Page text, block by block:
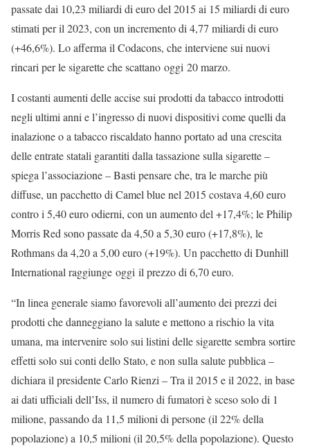
passate dai 10,23 miliardi di euro del 2015 ai 15 miliardi di euro
stimati per il 2023, con un incremento di 4,77 miliardi di euro
(+46,6%). Lo afferma il Codacons, che interviene sui nuovi
rincari per le sigarette che scattano oggi 20 marzo.
I costanti aumenti delle accise sui prodotti da tabacco introdotti
negli ultimi anni e l’ingresso di nuovi dispositivi come quelli da
inalazione o a tabacco riscaldato hanno portato ad una crescita
delle entrate statali garantiti dalla tassazione sulla sigarette –
spiega l’associazione – Basti pensare che, tra le marche più
diffuse, un pacchetto di Camel blue nel 2015 costava 4,60 euro
contro i 5,40 euro odierni, con un aumento del +17,4%; le Philip
Morris Red sono passate da 4,50 a 5,30 euro (+17,8%), le
Rothmans da 4,20 a 5,00 euro (+19%). Un pacchetto di Dunhill
International raggiunge oggi il prezzo di 6,70 euro.
“In linea generale siamo favorevoli all’aumento dei prezzi dei
prodotti che danneggiano la salute e mettono a rischio la vita
umana, ma intervenire solo sui listini delle sigarette sembra sortire
effetti solo sui conti dello Stato, e non sulla salute pubblica –
dichiara il presidente Carlo Rienzi – Tra il 2015 e il 2022, in base
ai dati ufficiali dell’Iss, il numero di fumatori è sceso solo di 1
milione, passando da 11,5 milioni di persone (il 22% della
popolazione) a 10,5 milioni (il 20,5% della popolazione). Questo